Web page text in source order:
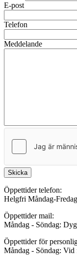
E-post
Telefon
Meddelande
Skicka
Öppettider telefon:
Helgfri Måndag-
Öppettider mail:
Måndag - Söndag:
Öppettider för
Måndag - Söndag: Vid